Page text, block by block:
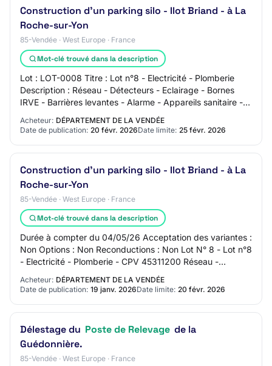
Construction d'un parking silo - Ilot Briand - à La
Roche-sur-Yon
85-Vendée · West Europe · France
Mot-clé trouvé dans la description
Lot : LOT-0008 Titre : Lot n°8 - Electricité - Plomberie
Description : Réseau - Détecteurs - Eclairage - Bornes
IRVE - Barrières levantes - Alarme - Appareils sanitaire -
Pompe de relevage Identifian…
Acheteur: DÉPARTEMENT DE LA VENDÉE
Date de publication: 20 févr. 2026Date limite: 25 févr. 2026
Construction d'un parking silo - Ilot Briand - à La
Roche-sur-Yon
85-Vendée · West Europe · France
Mot-clé trouvé dans la description
Durée à compter du 04/05/26 Acceptation des variantes :
Non Options : Non Reconductions : Non Lot N° 8 - Lot n°8
- Electricité - Plomberie - CPV 45311200 Réseau -
Détecteurs - Eclairage - Bornes IRVE…
Acheteur: DÉPARTEMENT DE LA VENDÉE
Date de publication: 19 janv. 2026Date limite: 20 févr. 2026
Délestage du Poste de Relevage de la
Guédonnière.
85-Vendée · West Europe · France